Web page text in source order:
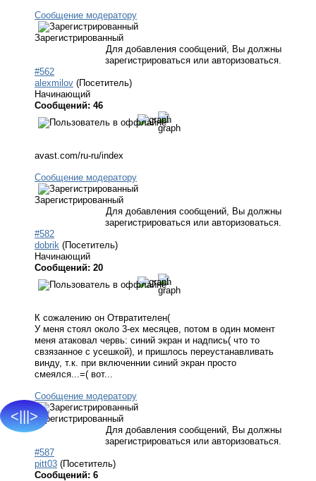
<|||>
Сообщение модератору
Зарегистрированный
Для добавления сообщений, Вы должны
зарегистрироваться или авторизоваться.
#562
alexmilov (Посетитель)
Начинающий
Сообщений: 46
avast.com/ru-ru/index
Сообщение модератору
Зарегистрированный
Для добавления сообщений, Вы должны
зарегистрироваться или авторизоваться.
#582
dobrik (Посетитель)
Начинающий
Сообщений: 20
К сожалению он Отвратителен(
У меня стоял около 3-ех месяцев, потом в один момент
меня атаковал червь: синий экран и надпись( что то
свзязанное с усешкой), и пришлось переустанавливать
винду, т.к. при включеннии синий экран просто
смеялся...=( вот...
Сообщение модератору
Зарегистрированный
Для добавления сообщений, Вы должны
зарегистрироваться или авторизоваться.
#587
pitt03 (Посетитель)
Сообщений: 6